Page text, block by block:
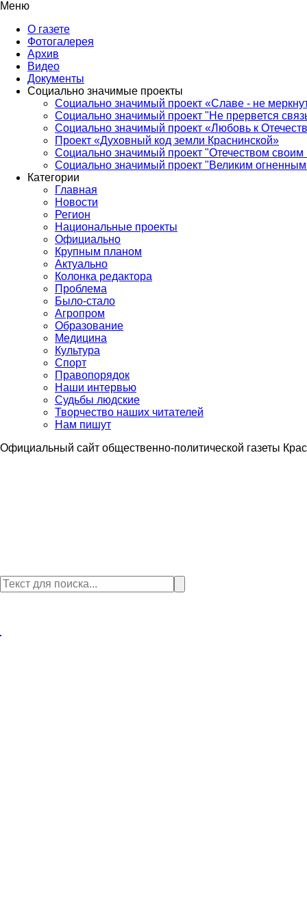
Меню
О газете
Фотогалерея
Архив
Видео
Документы
Социально значимые проекты
Социально значимый проект «Славе - не
Социально значимый проект "Не прервется
Социально значимый проект «Любовь к
Проект «Духовный код земли Краснинской»
Социально значимый проект "Отечеством своим
Социально значимый проект "Великим
Категории
Главная
Новости
Регион
Национальные проекты
Официально
Крупным планом
Актуально
Колонка редактора
Проблема
Было-стало
Агропром
Образование
Медицина
Культура
Спорт
Правопорядок
Наши интервью
Судьбы людские
Творчество наших читателей
Нам пишут
Официальный сайт общественно-политической газеты